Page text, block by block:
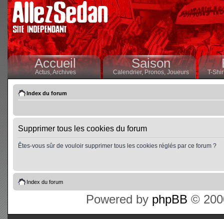
Accueil
Actus,Archives
Saison
Calendrier,Pronos, Joueurs T-
Index du forum
Supprimer tous les cookies du forum
Êtes-vous sûr de vouloir supprimer tous les cookies réglés par ce forum ?
Index du forum
Powered by phpBB ©